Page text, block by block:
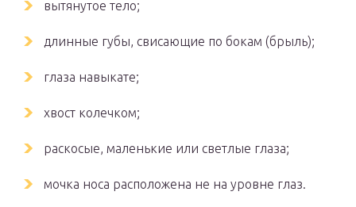
вытянутое тело;
длинные губы, свисающие по бокам (брыль);
глаза навыкате;
хвост колечком;
раскосые, маленькие или светлые глаза;
мочка носа расположена не на уровне глаз.